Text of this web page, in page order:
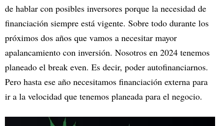
de hablar con posibles inversores porque la necesidad de
financiación siempre está vigente. Sobre todo durante los
próximos dos años que vamos a necesitar mayor
apalancamiento con inversión. Nosotros en 2024 tenemos
planeado el break even. Es decir, poder autofinanciarnos.
Pero hasta ese año necesitamos financiación externa para
ir a la velocidad que tenemos planeada para el negocio.